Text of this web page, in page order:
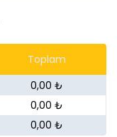
Toplam
0,00 ₺
0,00 ₺
0,00 ₺